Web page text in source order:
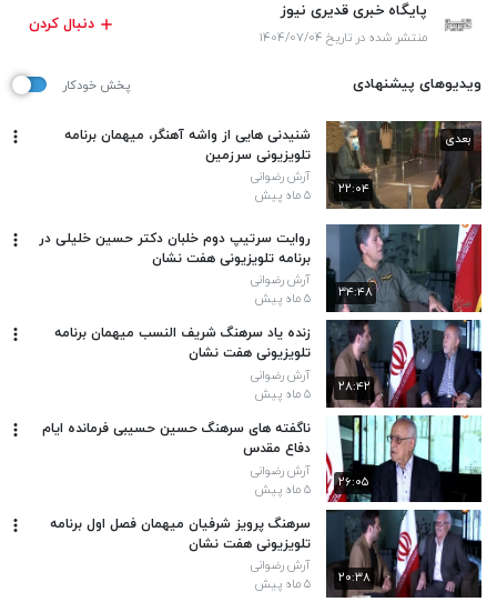
پایگاه خبری قدیری نیوز
منتشر شده در تاریخ ۱۴۰۴/۰۷/۰۴
دنبال کردن
ویدیوهای پیشنهادی پخش خودکار
۲۲:۰۴
بعدی
شنیدنی هایی از واشه آهنگر، میهمان برنامه
تلویزیونی سرزمین
آرش رضوانی
۵ ماه پیش
۳۴:۴۸
روایت سرتیپ دوم خلبان دکتر حسین خلیلی در
برنامه تلویزیونی هفت نشان
آرش رضوانی
۵ ماه پیش
۲۸:۴۲
زنده یاد سرهنگ شریف النسب میهمان برنامه
تلویزیونی هفت نشان
آرش رضوانی
۵ ماه پیش
۲۶:۰۵
ناگفته های سرهنگ حسین حسیبی فرمانده ایام
دفاع مقدس
آرش رضوانی
۵ ماه پیش
۲۰:۳۸
سرهنگ پرویز شرفیان میهمان فصل اول برنامه
تلویزیونی هفت نشان
آرش رضوانی
۵ ماه پیش